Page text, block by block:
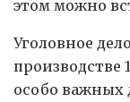
этом можно
Уголовное
производстве
особо важных